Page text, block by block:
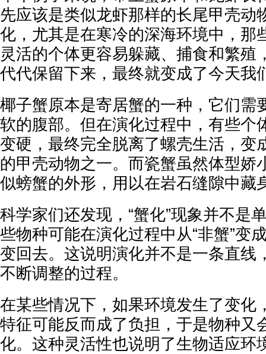
先应该是类似龙虾那样的长尾甲壳动
化，尤其是在寒冷的深海环境中，那
灵活的个体更容易躲藏、捕食和繁殖
代代保留下来，最终就变成了今天我
椰子蟹原本是寄居蟹的一种，它们需
软的腹部。但在演化过程中，有些个
变硬，最终完全脱离了螺壳生活，变
的甲壳动物之一。而瓷蟹虽然体型娇
似螃蟹的外形，用以在岩石缝隙中藏
科学家们还发现，“蟹化”现象并不是
些物种可能在演化过程中从“非蟹”变
变回去。这说明演化并不是一条直线
不断调整的过程。
在某些情况下，如果环境发生了变化
特征可能反而成了负担，于是物种又
化。这种灵活性也说明了生物适应环